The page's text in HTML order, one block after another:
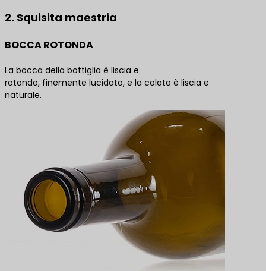
2. Squisita maestria
BOCCA ROTONDA
La bocca della bottiglia è liscia e
rotondo, finemente lucidato, e la colata è liscia e
naturale.